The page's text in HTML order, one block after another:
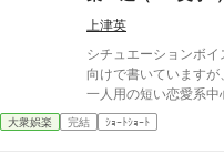
上津英
シチュエーションボ
向けで書いていますが
一人用の短い恋愛系中心
規約】 ・一人称・語
ンジはご自由に。 ・
大衆娯楽 完結 ｼｮｰﾄｼｮｰﾄ